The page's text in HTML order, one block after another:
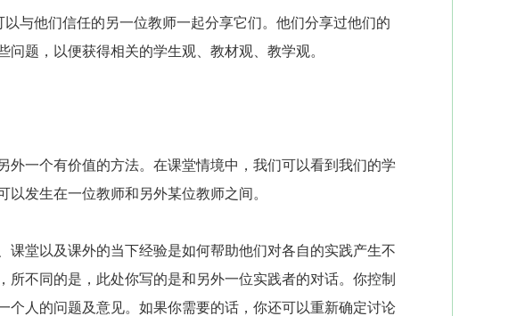
他们信任的另一位教师一起分享它们。他们分享过他们的
题，以便获得相关的学生观、教材观、教学观。
一个有价值的方法。在课堂情境中，我们可以看到我们的学
发生在一位教师和另外某位教师之间。
堂以及课外的当下经验是如何帮助他们对各自的实践产生不
所不同的是，此处你写的是和另外一位实践者的对话。你控制
个人的问题及意见。如果你需要的话，你还可以重新确定讨论